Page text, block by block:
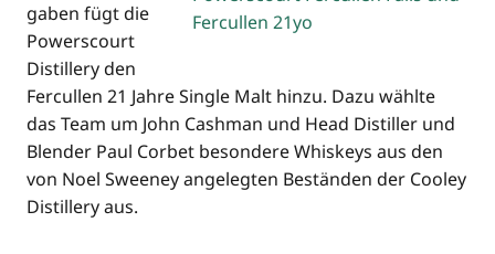
ga­ben fügt die
Powers­court
Distil­lery den
Fer­cul­len 21 Jah­re Sin­gle Malt hin­zu. Dazu wähl­te
das Team um John Cash­man und Head Distil­ler und
Blen­der Paul Cor­bet beson­de­re Whis­keys aus den
von Noel Sweeney ange­leg­ten Bestän­den der Coo­ley
Distil­lery aus.